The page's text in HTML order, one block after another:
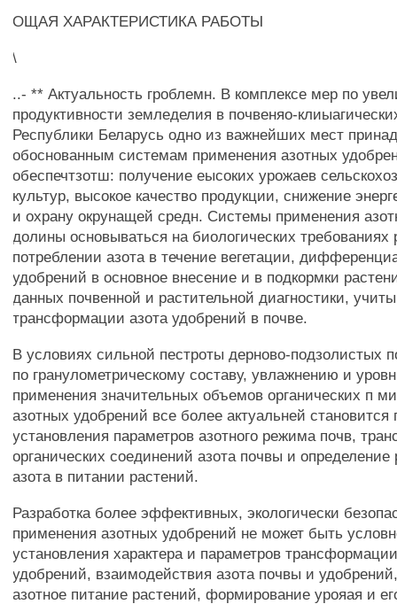
ОЩАЯ ХАРАКТЕРИСТИКА РАБОТЫ
\
..- ** Актуальность гроблемн. В комплексе мер по
продуктивности земледелия в почвеняо-
Республики Беларусь одно из важнейших мест
обоснованным системам применения азотных
обеспечтзотш: получение еысоких урожаев
культур, высокое качество продукции, снижение
и охрану окрунащей средн. Системы применения
долины основываться на биологических требованиях
потреблении азота в течение вегетации,
удобрений в основное внесение и в подкормки
данных почвенной и растительной диагностики,
трансформации азота удобрений в почве.
В условиях сильной пестроты дерново-подзолистых
по гранулометрическому составу, увлажнению и
применения значительных объемов органических п
азотных удобрений все более актуальней становится
установления параметров азотного режима почв,
органических соединений азота почвы и определение
азота в питании растений.
Разработка более эффективных, экологически
применения азотных удобрений не может быть
установления характера и параметров
удобрений, взаимодействия азота почвы и
азотное питание растений, формирование урояая и